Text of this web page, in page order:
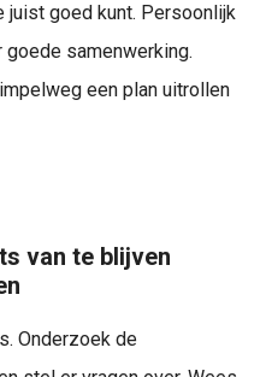
juist goed kunt. Persoonlijk
samenwerking.
een plan uitrollen
van te blijven
Onderzoek de